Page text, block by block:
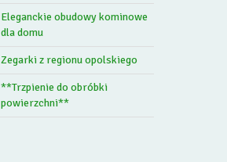
Eleganckie obudowy kominowe
dla domu
Zegarki z regionu opolskiego
**Trzpienie do obróbki
powierzchni**